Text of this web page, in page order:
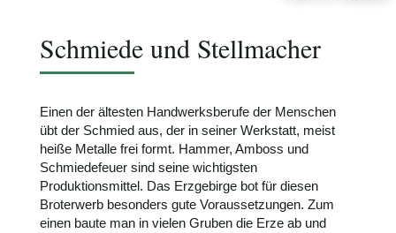
Schmiede und Stellmacher
Einen der ältesten Handwerksberufe der Menschen
übt der Schmied aus, der in seiner Werkstatt, meist
heiße Metalle frei formt. Hammer, Amboss und
Schmiedefeuer sind seine wichtigsten
Produktionsmittel. Das Erzgebirge bot für diesen
Broterwerb besonders gute Voraussetzungen. Zum
einen baute man in vielen Gruben die Erze ab und